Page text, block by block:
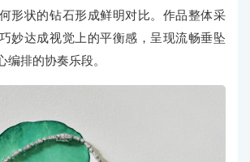
形状的钻石形成鲜明对比。作品整体采
妙达成视觉上的平衡感，呈现流畅垂坠
编排的协奏乐段。